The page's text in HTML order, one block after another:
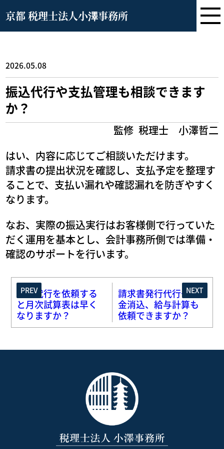
京都 税理士法人小澤事務所
2026.05.08
振込代行や支払管理も相談できます
か？
監修 税理士 小澤哲二
はい、内容に応じてご相談いただけます。
請求書の提出状況を確認し、支払予定を整理す
ることで、支払い漏れや確認漏れを防ぎやすく
なります。
なお、実際の振込実行はお客様側で行っていた
だく運用を基本とし、会計事務所側では準備・
確認のサポートを行います。
PREV
経理代行を依頼する
と月次試算表は早く
なりますか？
NEXT
請求書発行代行や入
金消込、給与計算も
依頼できますか？